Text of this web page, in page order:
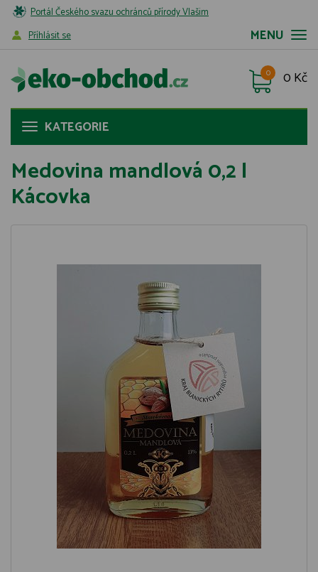
Portál Českého svazu ochránců přírody Vlašim
MENU
Příhlásit se
0 Kč
0
KATEGORIE
Medovina mandlová 0,2 l
Kácovka